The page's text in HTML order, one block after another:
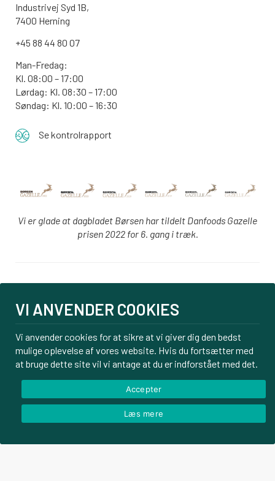
Industrivej Syd 1B,
7400 Herning
+45 88 44 80 07
Man-Fredag:
Kl. 08:00 – 17:00
Lørdag: Kl. 08:30 – 17:00
Søndag: Kl. 10:00 – 16:30
Se kontrolrapport
Vi er glade at dagbladet Børsen har tildelt Danfoods Gazelle
prisen 2022 for 6. gang i træk.
PBS tilmelding
Om os
Kontakt
Handelsbetingelser
© Danfoods ApS – CVR 32771920
VI ANVENDER COOKIES
Vi anvender cookies for at sikre at vi giver dig den bedst
mulige oplevelse af vores website. Hvis du fortsætter med
at bruge dette site vil vi antage at du er indforstået med det.
Accepter
Læs mere